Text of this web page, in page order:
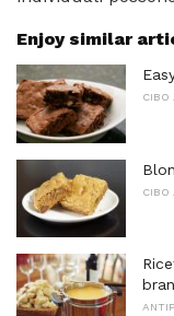
Enjoy similar
CIBO
CIBO